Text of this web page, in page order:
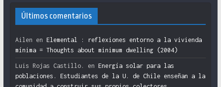
Últimos comentarios
Ailen en Elemental : reflexiones entorno a la vivienda
mínima = Thoughts about minimum dwelling (2004)
Luis Rojas Castillo. en Energía solar para las
poblaciones. Estudiantes de la U. de Chile enseñan a la